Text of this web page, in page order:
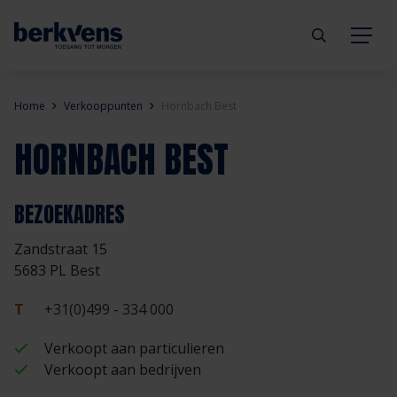
Deuren
Hang- & sluitwerk
Diensten
Technische documentatie
Eengezinswoning
Utiliteitsgebouw
Prefab woning
Aannemer
Projectontwikkelaar
Handelspartner
Inbraakwerend
Geluidwerend
Rookwerend
Duurzaamheid
mijndeur.nl
Inspiratie
Verkooppunten
Veelgestelde vragen
Blog
Duurzaamheid
GND Garantiedeuren
Werken bij Berkvens
Home Verkooppunten Hornbach Best
HORNBACH BEST
BEZOEKADRES
Zandstraat 15
5683 PL Best
T
+31(0)499 - 334 000
Verkoopt aan particulieren
Verkoopt aan bedrijven